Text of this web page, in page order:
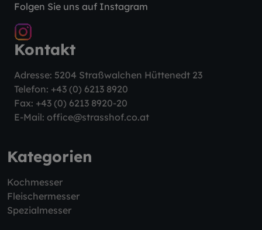
Folgen Sie uns auf Instagram
Kontakt
Adresse: 5204 Straßwalchen Hüttenedt 23
Telefon: +43 (0) 6213 8920
Fax: +43 (0) 6213 8920-20
E-Mail: office@strasshof.co.at
Kategorien
Kochmesser
Fleischermesser
Spezialmesser